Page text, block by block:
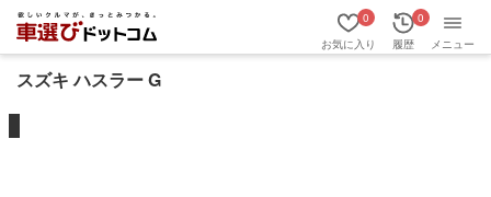
お気に入り
0
履歴
0
メニュー
スズキ ハスラー G